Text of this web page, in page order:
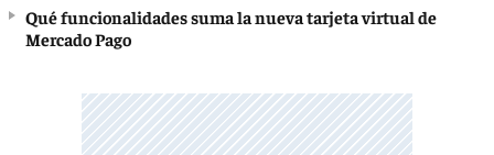
Qué funcionalidades suma la nueva tarjeta virtual de
Mercado Pago